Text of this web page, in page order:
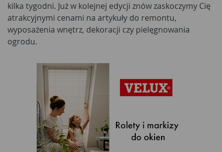
kilka tygodni. Już w kolejnej edycji znów zaskoczymy Cię
atrakcyjnymi cenami na artykuły do remontu,
wyposażenia wnętrz, dekoracji czy pielęgnowania
ogrodu.